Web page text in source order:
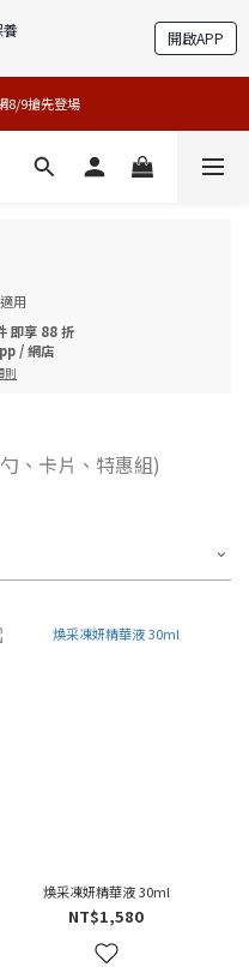
開啟APP
百店 / 南紡店
系列2件88折
8/9搶先登場
遠百店 / 南紡店
用
即享 88 折
/網店
則
、卡片、特惠組)
煥采凍妍精華液 30ml
NT$1,580